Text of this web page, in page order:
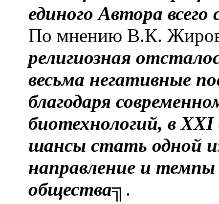
единого Автора
По мнению В.К.
религиозная
весьма негативные
благодаря
биотехнологий, в
шансы стать одной
направление и
общества╗.